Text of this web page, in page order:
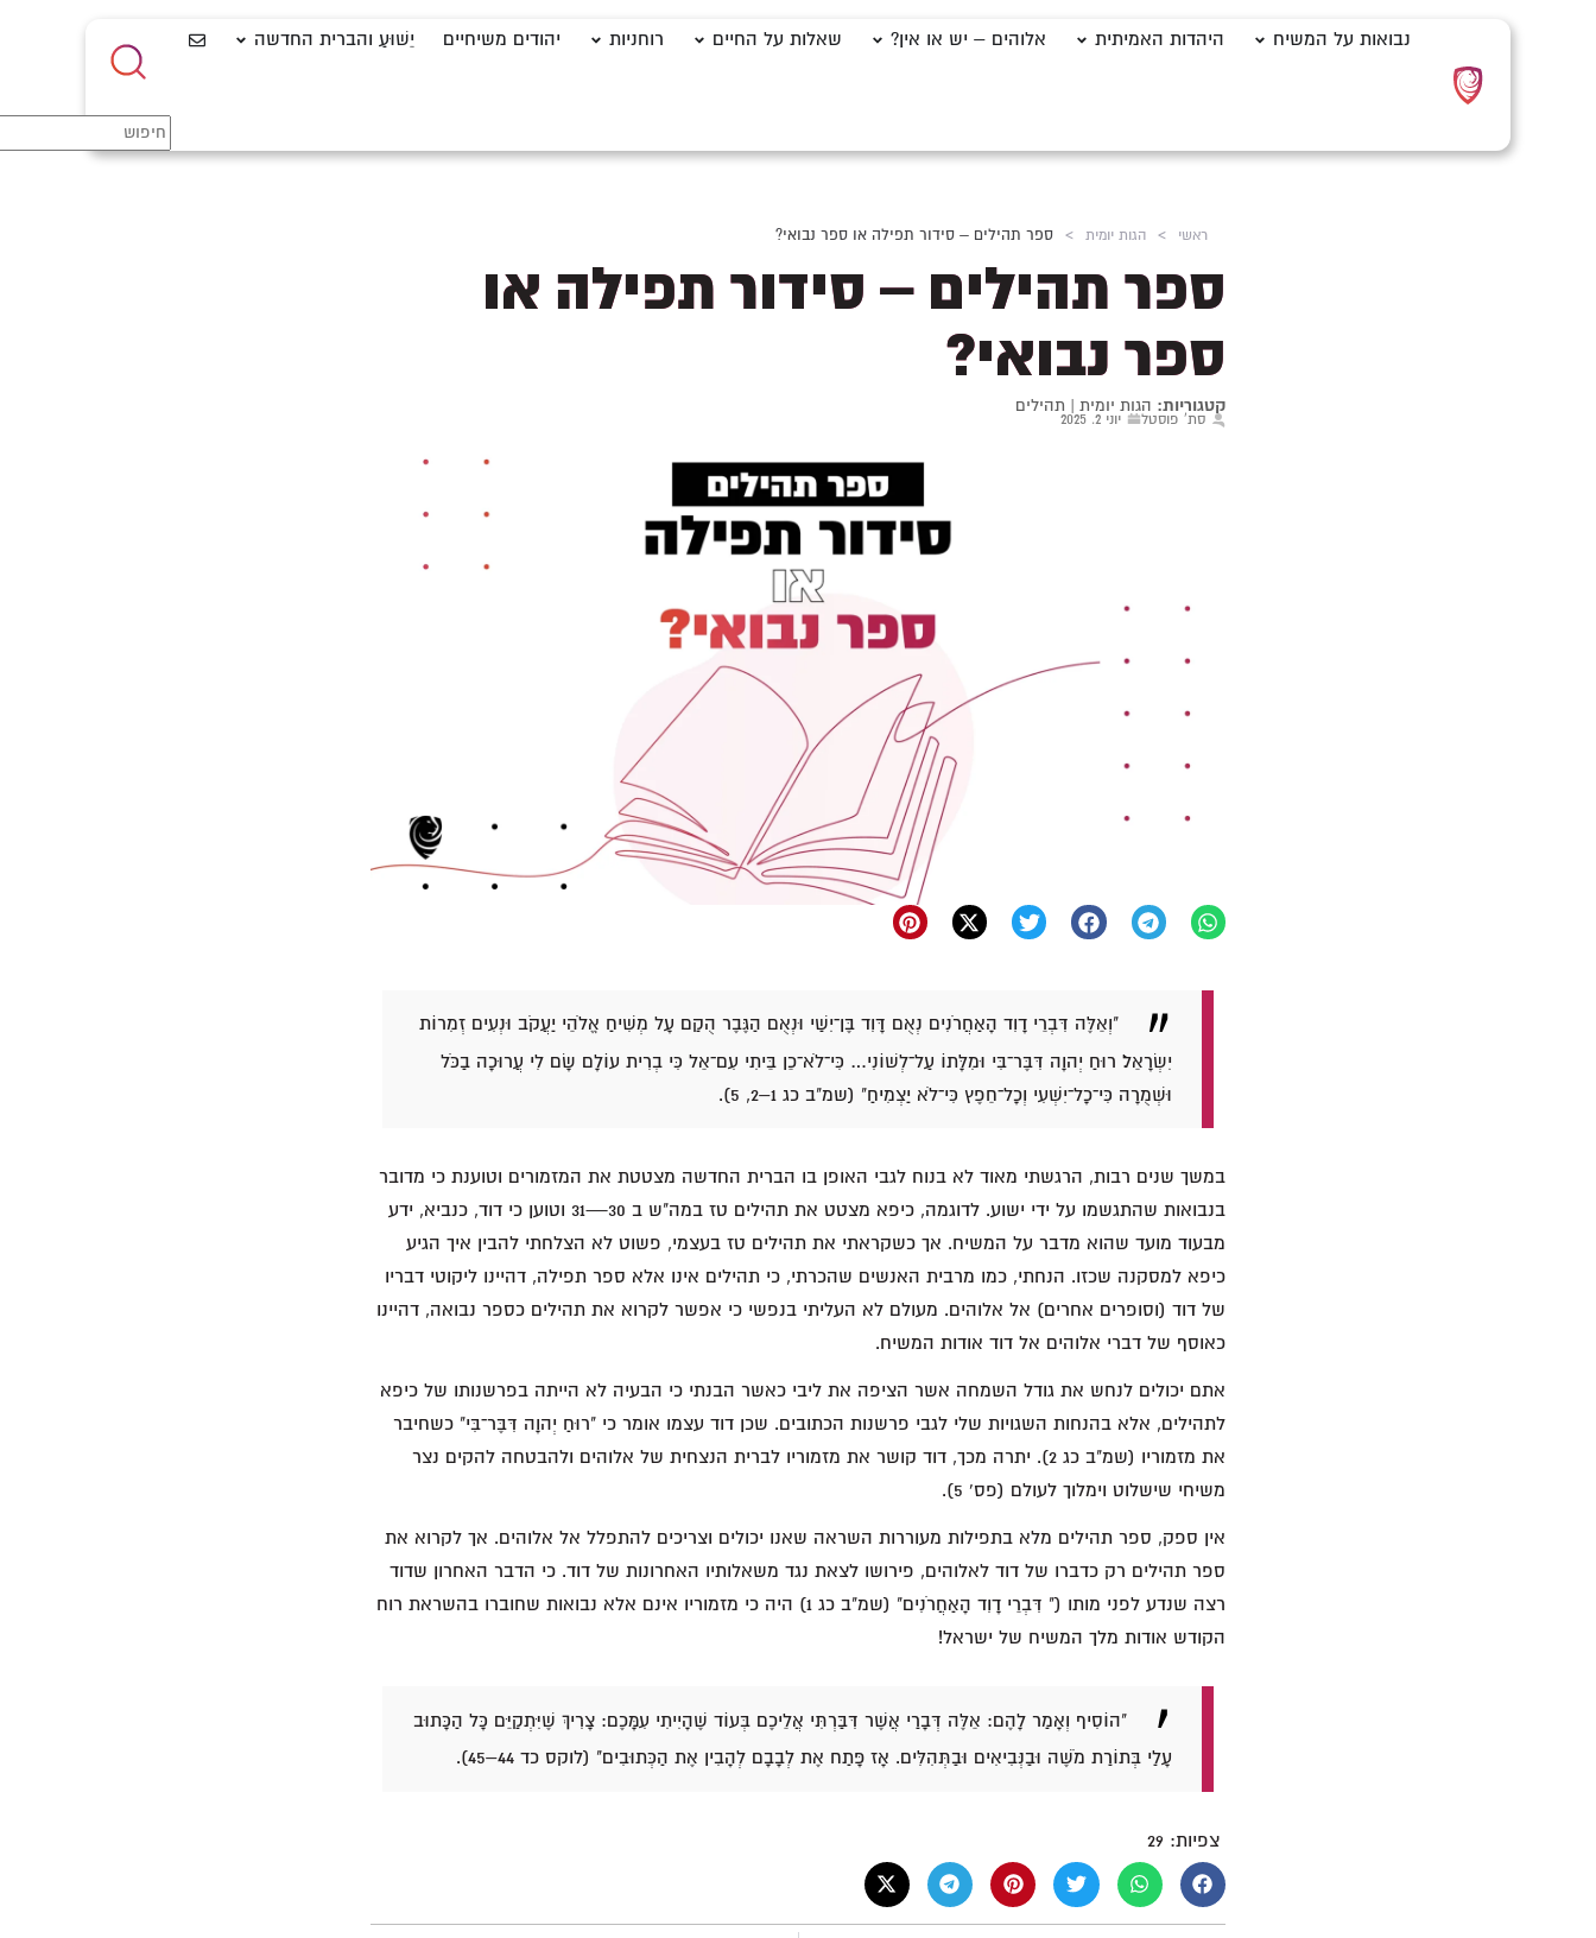
נבואות על המשיח היהדות האמיתית אלוהים – יש או אין? שאלות על החיים רוחניות יהודים משיחיים יֵשׁוּעַ והברית החדשה
ראשי > הגות יומית > ספר תהילים – סידור תפילה או ספר נבואי?
ספר תהילים – סידור תפילה או
ספר נבואי?
קטגוריות: הגות יומית | תהילים
סת' פוסטל יוני 2, 2025
"וְאֵלֶּה דִּבְרֵי דָוִד הָאַחֲרֹנִים נְאֻם דָּוִד בֶּן־יִשַׁי וּנְאֻם הַגֶּבֶר הֻקַם עָל מְשִׁיחַ אֱלֹהֵי יַעֲקֹב וּנְעִים זְמִרוֹת
יִשְׂרָאֵל׃ רוּחַ יְהוָה דִּבֶּר־בִּי וּמִלָּתוֹ עַל־לְשׁוֹנִי… כִּי־לֹא־כֵן בֵּיתִי עִם־אֵל כִּי בְרִית עוֹלָם שָׂם לִי עֲרוּכָה בַכֹּל
וּשְׁמֻרָה כִּי־כָל־יִשְׁעִי וְכָל־חֵפֶץ כִּי־לֹא יַצְמִיחַ" (שמ"ב כג 1–2, 5).
במשך שנים רבות, הרגשתי מאוד לא בנוח לגבי האופן בו הברית החדשה מצטטת את המזמורים וטוענת כי מדובר
בנבואות שהתגשמו על ידי ישוע. לדוגמה, כיפא מצטט את תהילים טז במה"ש ב 30—31 וטוען כי דוד, כנביא, ידע
מבעוד מועד שהוא מדבר על המשיח. אך כשקראתי את תהילים טז בעצמי, פשוט לא הצלחתי להבין איך הגיע
כיפא למסקנה שכזו. הנחתי, כמו מרבית האנשים שהכרתי, כי תהילים אינו אלא ספר תפילה, דהיינו ליקוטי דבריו
של דוד (וסופרים אחרים) אל אלוהים. מעולם לא העליתי בנפשי כי אפשר לקרוא את תהילים כספר נבואה, דהיינו
כאוסף של דברי אלוהים אל דוד אודות המשיח.
אתם יכולים לנחש את גודל השמחה אשר הציפה את ליבי כאשר הבנתי כי הבעיה לא הייתה בפרשנותו של כיפא
לתהילים, אלא בהנחות השגויות שלי לגבי פרשנות הכתובים. שכן דוד עצמו אומר כי "רוּחַ יְהוָה דִּבֶּר־בִּי" כשחיבר
את מזמוריו (שמ"ב כג 2). יתרה מכך, דוד קושר את מזמוריו לברית הנצחית של אלוהים ולהבטחה להקים נצר
משיחי שישלוט וימלוך לעולם (פס' 5).
אין ספק, ספר תהילים מלא בתפילות מעוררות השראה שאנו יכולים וצריכים להתפלל אל אלוהים. אך לקרוא את
ספר תהילים רק כדברו של דוד לאלוהים, פירושו לצאת נגד משאלותיו האחרונות של דוד. כי הדבר האחרון שדוד
רצה שנדע לפני מותו (" דִּבְרֵי דָוִד הָאַחֲרֹנִים" (שמ"ב כג 1) היה כי מזמוריו אינם אלא נבואות שחוברו בהשראת רוח
הקודש אודות מלך המשיח של ישראל!
"הוֹסִיף וְאָמַר לָהֶם: אֵלֶּה דְּבָרַי אֲשֶׁר דִּבַּרְתִּי אֲלֵיכֶם בְּעוֹד שֶׁהָיִיתִי עִמָּכֶם: צָרִיךְ שֶׁיִּתְקַיֵּם כָּל הַכָּתוּב
עָלַי בְּתוֹרַת מֹשֶׁה וּבַנְּבִיאִים וּבַתְּהִלִּים. אָז פָּתַח אֶת לְבָבָם לְהָבִין אֶת הַכְּתוּבִים" (לוקס כד 44–45).
צפיות: 29